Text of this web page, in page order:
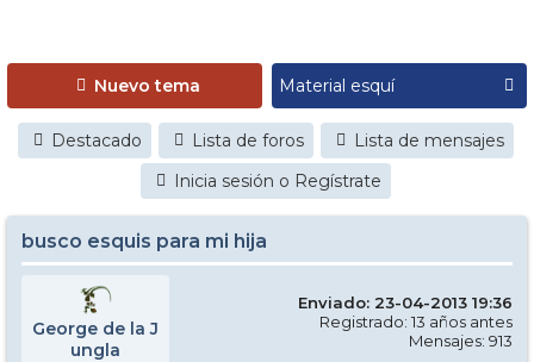
Nuevo tema
Destacado Lista de foros
Lista de mensajes
Inicia sesión o Regístrate
busco esquis para mi hija
George de la J
ungla
Enviado: 23-04-2013 19:36
Registrado: 13 años antes
Mensajes: 913